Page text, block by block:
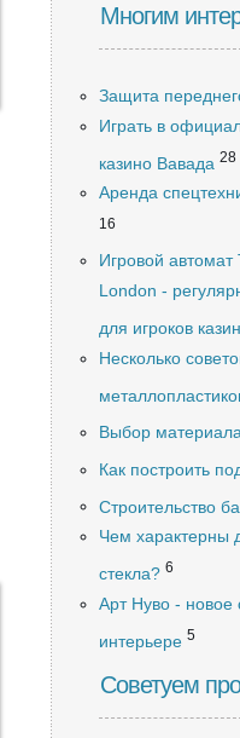
Многим
Защита
Играть в
казино Вавада 28
Аренда
16
Игровой
London -
для игроков
Несколько
Выбор
Как построить
Строительство
Чем характерны
стекла? 6
Арт Нуво - новое
интерьере 5
Советуем